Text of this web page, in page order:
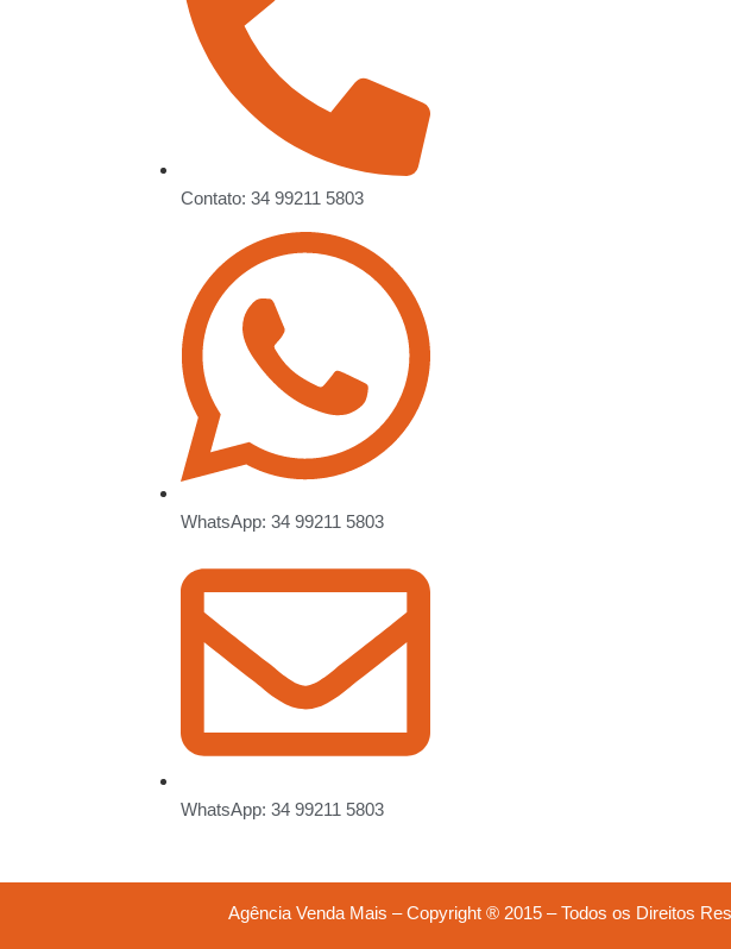
Contato: 34 99211 5803
WhatsApp: 34 99211 5803
WhatsApp: 34 99211 5803
Agência Venda Mais – Copyright ® 2015 – Todos os Direitos